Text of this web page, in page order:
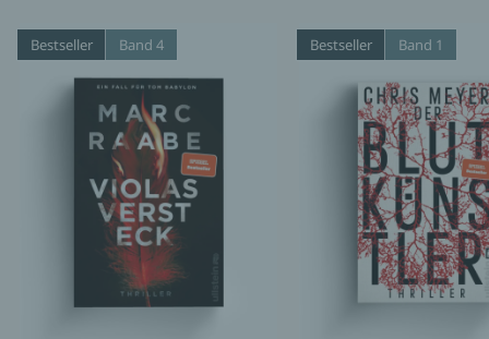
Bestseller Band 4 Bestseller Band 1